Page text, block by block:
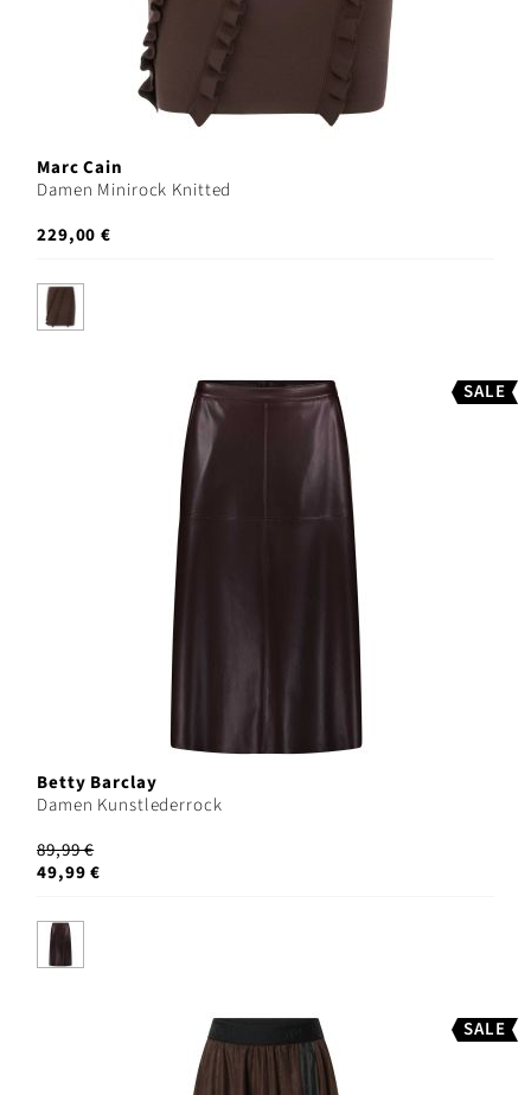
Marc Cain
Damen Minirock Knitted
229,00 €
SALE
Betty Barclay
Damen Kunstlederrock
89,99 €
49,99 €
SALE